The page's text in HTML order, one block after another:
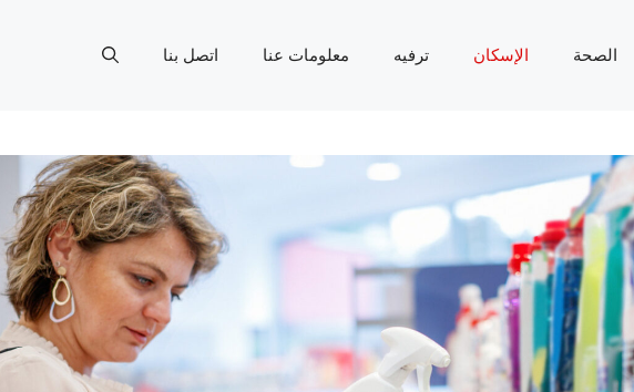
الصحة الإسكان ترفيه معلومات عنا اتصل بنا